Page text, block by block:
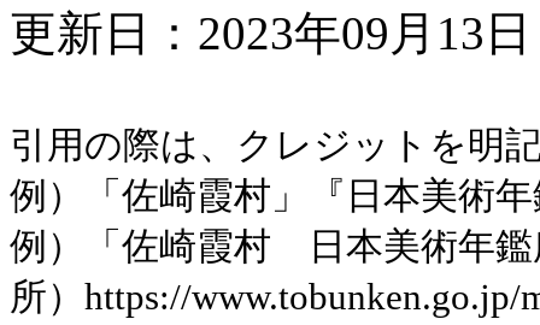
更新日：2023年09月13
引用の際は、クレジットを明
例）「佐崎霞村」『日本美術
例）「佐崎霞村 日本美術年鑑
所）https://